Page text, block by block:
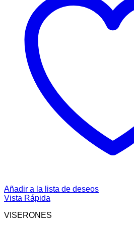
Añadir a la lista de deseos
Vista Rápida
VISERONES